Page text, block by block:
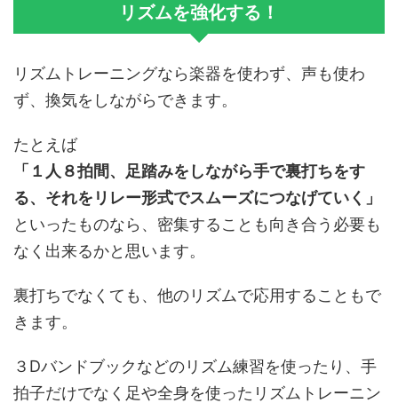
リズムを強化する！
リズムトレーニングなら楽器を使わず、声も使わ
ず、換気をしながらできます。
たとえば
「１人８拍間、足踏みをしながら手で裏打ちをす
る、それをリレー形式でスムーズにつなげていく」
といったものなら、密集することも向き合う必要も
なく出来るかと思います。
裏打ちでなくても、他のリズムで応用することもで
きます。
３Dバンドブックなどのリズム練習を使ったり、手
拍子だけでなく足や全身を使ったリズムトレーニン